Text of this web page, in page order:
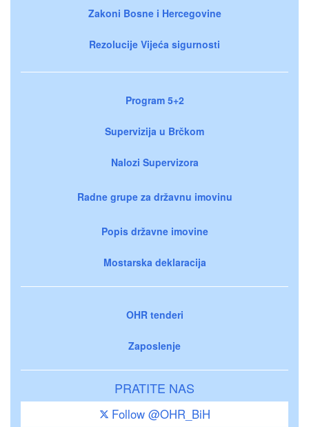
Zakoni Bosne i Hercegovine
Rezolucije Vijeća sigurnosti
Program 5+2
Supervizija u Brčkom
Nalozi Supervizora
Radne grupe za državnu imovinu
Popis državne imovine
Mostarska deklaracija
OHR tenderi
Zaposlenje
PRATITE NAS
Follow @OHR_BiH